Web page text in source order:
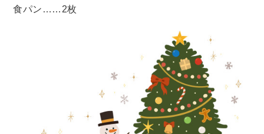
食パン……2枚